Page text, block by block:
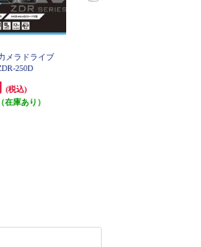
メラドライブ
250D
(税込)
在庫あり）